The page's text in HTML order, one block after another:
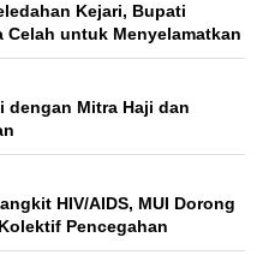
Kejari, Bupati
untuk Menyelamatkan
dengan Mitra Haji dan
HIV/AIDS, MUI Dorong
Pencegahan